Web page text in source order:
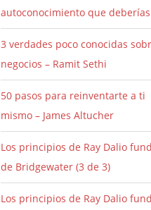
autoconocimiento que
3 verdades poco conocidas
negocios – Ramit Sethi
50 pasos para reinventarte a ti
mismo – James Altucher
Los principios de Ray Dalio
de Bridgewater (3 de 3)
Los principios de Ray Dalio